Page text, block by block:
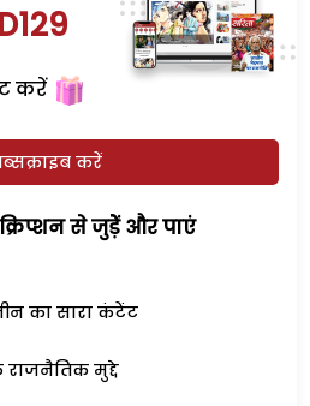
करें
करें
से जुड़ेें और पाएं
का सारा कंटेंट
मुद्दे